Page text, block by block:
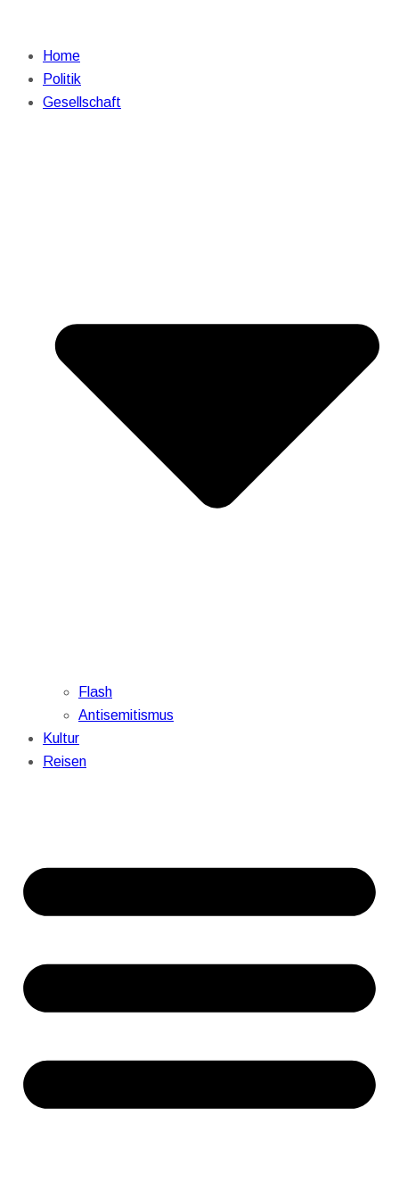
Home
Politik
Gesellschaft
Flash
Antisemitismus
Kultur
Reisen